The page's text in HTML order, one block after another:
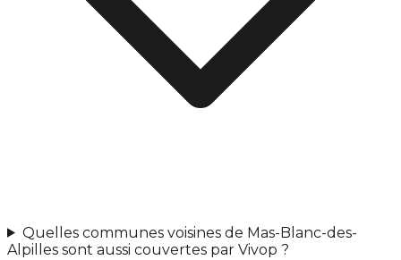
Quelles communes voisines de Mas-Blanc-des-
Alpilles sont aussi couvertes par Vivop ?